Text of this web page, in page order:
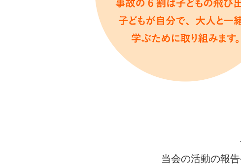
当会の活動の報